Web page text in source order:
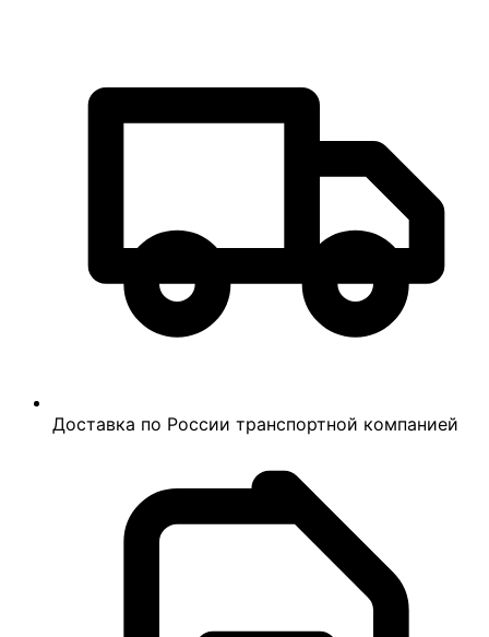
Доставка по России транспортной компанией